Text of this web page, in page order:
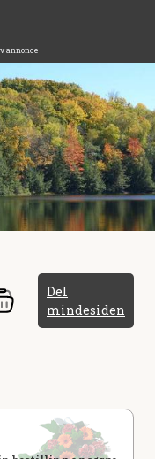
annonce
Del
mindesiden